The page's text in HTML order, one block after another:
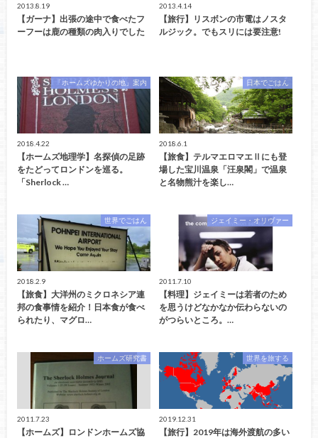
2013.8.19
【ガーナ】出張の途中で食べたフ
ーフーは鹿の種類の肉入りでした
2013.4.14
【旅行】リスボンの市電はノスタ
ルジック。でもスリには要注意!
「ホームズゆかりの地」案内
2018.4.22
【ホームズ地理学】名探偵の足跡
をたどってロンドンを巡る。
「Sherlock …
日本でごはん
2018.6.1
【旅食】テルマエロマエⅡにも登
場した宝川温泉「汪泉閣」で温泉
と名物熊汁を楽し…
世界でごはん
2018.2.9
【旅食】大洋州のミクロネシア連
邦の食事情を紹介！日本食が食べ
られたり、マグロ…
ジェイミー・オリヴァー
2011.7.10
【料理】ジェイミーは若者のため
を思うけどなかなか伝わらないの
がつらいところ。…
ホームズ研究書
2011.7.23
【ホームズ】ロンドンホームズ協
世界を旅する
2019.12.31
【旅行】2019年は海外渡航の多い